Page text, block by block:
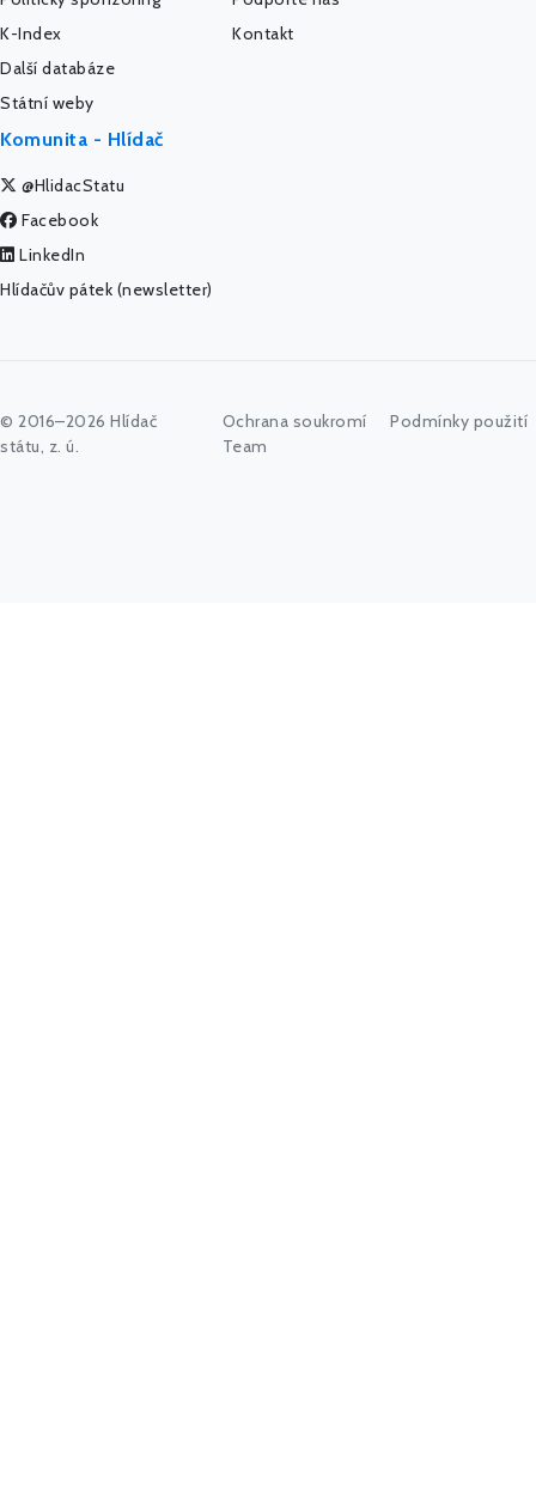
K-Index
Další databáze
Státní weby
Kontakt
Komunita - Hlídač
@HlidacStatu
Facebook
LinkedIn
Hlídačův pátek (newsletter)
© 2016–2026 Hlídač
státu, z. ú.
Ochrana soukromí
Podmínky použití
Team